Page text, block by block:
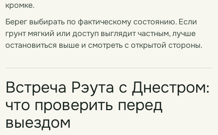
кромке.
Берег выбирать по фактическому состоянию. Если
грунт мягкий или доступ выглядит частным, лучше
остановиться выше и смотреть с открытой стороны.
Встреча Рэута с Днестром:
что проверить перед
выездом